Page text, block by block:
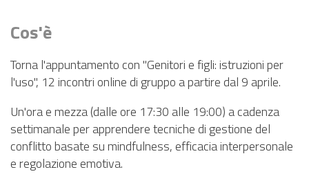
Cos'è
Torna l'appuntamento con "Genitori e figli: istruzioni per
l'uso", 12 incontri online di gruppo a partire dal 9 aprile.
Un'ora e mezza (dalle ore 17:30 alle 19:00) a cadenza
settimanale per apprendere tecniche di gestione del
conflitto basate su mindfulness, efficacia interpersonale
e regolazione emotiva.
PNRR
EVENTI
CONTATTI